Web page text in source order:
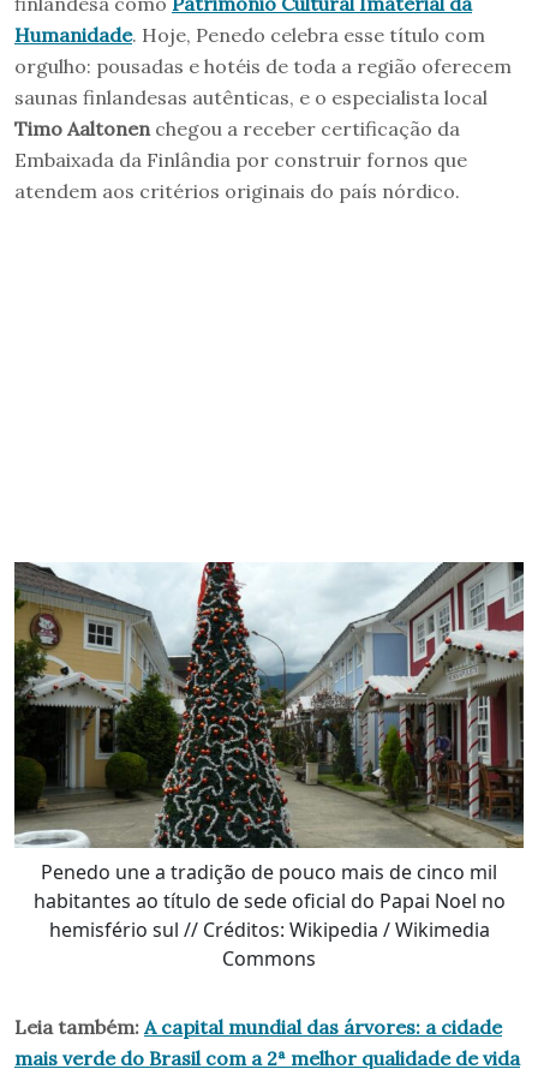
Humanidade. Hoje, Penedo celebra esse título com
orgulho: pousadas e hotéis de toda a região oferecem
saunas finlandesas autênticas, e o especialista local
Timo Aaltonen chegou a receber certificação da
Embaixada da Finlândia por construir fornos que
atendem aos critérios originais do país nórdico.
Penedo une a tradição de pouco mais de cinco mil
habitantes ao título de sede oficial do Papai Noel no
hemisfério sul // Créditos: Wikipedia / Wikimedia
Commons
Leia também: A capital mundial das árvores: a cidade
mais verde do Brasil com a 2ª melhor qualidade de vida